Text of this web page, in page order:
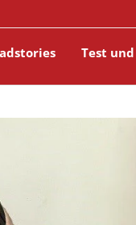
Test